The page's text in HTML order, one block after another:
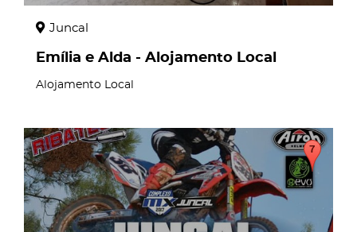
Juncal
Emília e Alda - Alojamento Local
Alojamento Local